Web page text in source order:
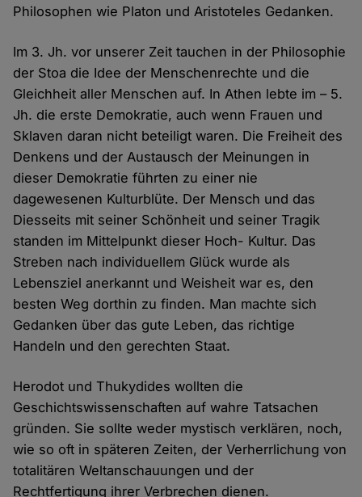
Philosophen wie Platon und Aristoteles Gedanken.
Im 3. Jh. vor unserer Zeit tauchen in der Philosophie
der Stoa die Idee der Menschenrechte und die
Gleichheit aller Menschen auf. In Athen lebte im – 5.
Jh. die erste Demokratie, auch wenn Frauen und
Sklaven daran nicht beteiligt waren. Die Freiheit des
Denkens und der Austausch der Meinungen in
dieser Demokratie führten zu einer nie
dagewesenen Kulturblüte. Der Mensch und das
Diesseits mit seiner Schönheit und seiner Tragik
standen im Mittelpunkt dieser Hoch- Kultur. Das
Streben nach individuellem Glück wurde als
Lebensziel anerkannt und Weisheit war es, den
besten Weg dorthin zu finden. Man machte sich
Gedanken über das gute Leben, das richtige
Handeln und den gerechten Staat.
Herodot und Thukydides wollten die
Geschichtswissenschaften auf wahre Tatsachen
gründen. Sie sollte weder mystisch verklären, noch,
wie so oft in späteren Zeiten, der Verherrlichung von
totalitären Weltanschauungen und der
Rechtfertigung ihrer Verbrechen dienen.